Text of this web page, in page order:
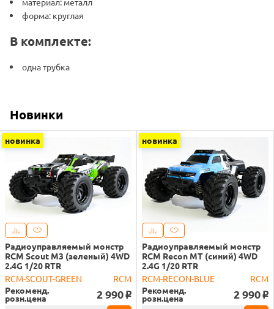
форма: круглая
В комплекте:
одна трубка
Новинки
новинка
Радиоуправляемый монстр
RCM Scout M3 (зеленый) 4WD
2.4G 1/20 RTR
RCM-SCOUT-GREEN
RCM
Рекоменд.
розн.цена 2 990 o
новинка
Радиоуправляемый монстр
RCM Recon MT (синий) 4WD
2.4G 1/20 RTR
RCM-RECON-BLUE
RCM
Рекоменд.
розн.цена 2 990 o